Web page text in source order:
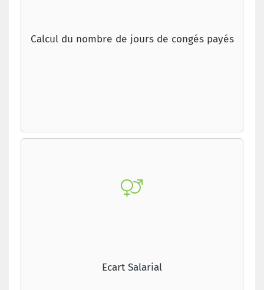
Calcul du nombre de jours de congés payés
Ecart Salarial